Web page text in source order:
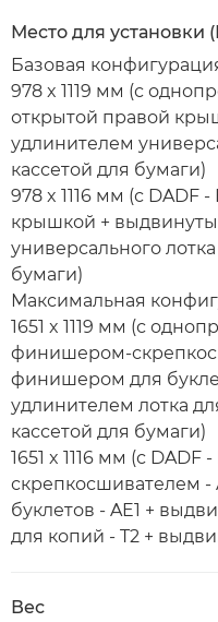
Место для установки
Базовая
978 x 1119 мм (с
открытой правой
удлинителем
кассетой для бумаги)
978 x 1116 мм (с DADF
крышкой +
универсального
бумаги)
Максимальная
1651 x 1119 мм (с
финишером-
финишером для
удлинителем лотка
кассетой для бумаги)
1651 x 1116 мм (с
скрепкосшивателем
буклетов - AE1 +
для копий - T2 +
Вес